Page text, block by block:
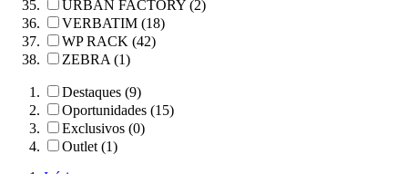
URBAN FACTORY (2)
VERBATIM (18)
WP RACK (42)
ZEBRA (1)
Destaques (9)
Oportunidades (15)
Exclusivos (0)
Outlet (1)